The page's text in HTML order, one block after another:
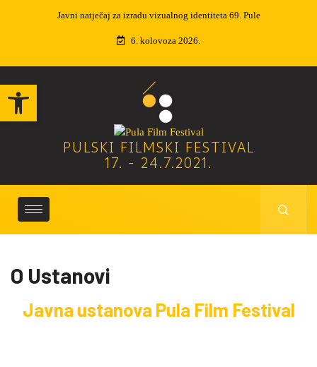
Open toolbar
69. Pule Izvučeni dobitnici nagradne igre
6. kolovoza 2026.
PULSKI FILMSKI FESTIVAL
17. - 24.7.2021.
O Ustanovi
Javna ustanova Pula Film Festival